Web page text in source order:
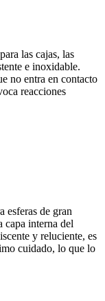
las cajas, las
e inoxidable.
no entra en contacto
reacciones
esferas de gran
capa interna del
y reluciente, es
cuidado, lo que lo